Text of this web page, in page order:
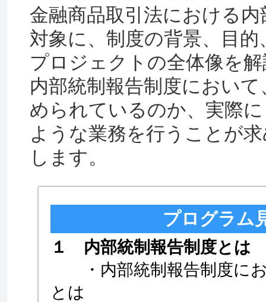
金融商品取引法における
対象に、制度の背景、目的
プロジェクトの全体像を
内部統制報告制度におい
められているのか、実際
ような業務を行うことが
します。
プログラム
１ 内部統制報告制度とは
・内部統制報告制度にお
とは